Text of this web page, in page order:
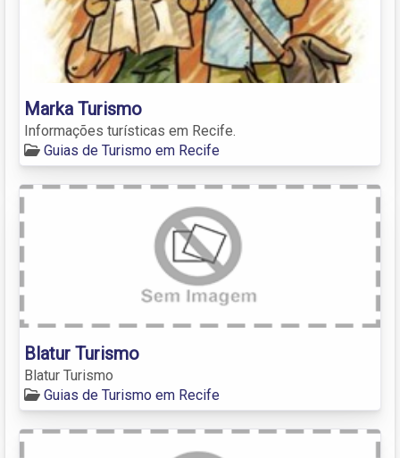
Marka Turismo
Informações turísticas em Recife.
Guias de Turismo em Recife
Blatur Turismo
Blatur Turismo
Guias de Turismo em Recife